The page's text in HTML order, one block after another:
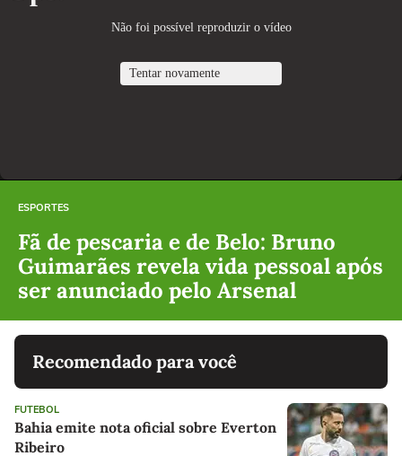
ESPORTES
Fã de pescaria e de Belo: Bruno
Guimarães revela vida pessoal após
ser anunciado pelo Arsenal
Recomendado para você
FUTEBOL
Bahia emite nota oficial sobre Everton
Ribeiro